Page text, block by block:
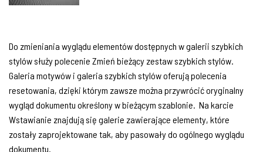
Do zmieniania wyglądu elementów dostępnych w galerii szybkich
stylów służy polecenie Zmień bieżący zestaw szybkich stylów.
Galeria motywów i galeria szybkich stylów oferują polecenia
resetowania, dzięki którym zawsze można przywrócić oryginalny
wygląd dokumentu określony w bieżącym szablonie. Na karcie
Wstawianie znajdują się galerie zawierające elementy, które
zostały zaprojektowane tak, aby pasowały do ogólnego wyglądu
dokumentu.